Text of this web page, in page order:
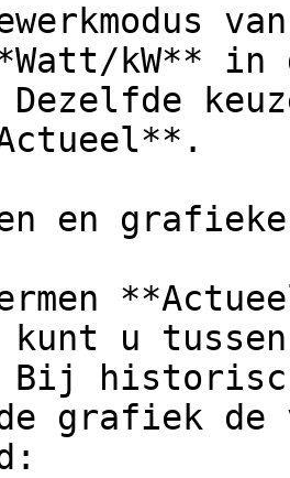
kW**
Dezelfde
en
kunt u
Bij
grafiek de